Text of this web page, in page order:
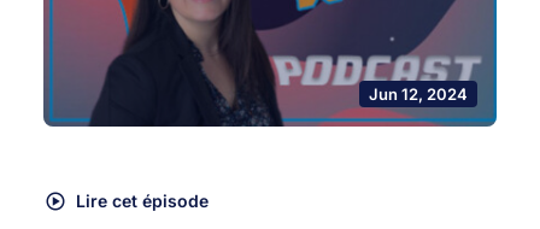
Jun 12, 2024
Lire cet épisode